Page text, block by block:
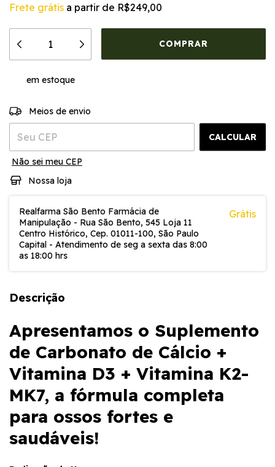
Frete grátis a partir de R$249,00
em estoque
Entregas para o CEP:
Meios de envio
CALCULAR
Não sei meu CEP
Nossa loja
Realfarma São Bento Farmácia de
Manipulação - Rua São Bento, 545 Loja 11
Centro Histórico, Cep. 01011-100, São Paulo
Capital - Atendimento de seg a sexta das 8:00
as 18:00 hrs
Grátis
Descrição
Apresentamos o Suplemento
de Carbonato de Cálcio +
Vitamina D3 + Vitamina K2-
MK7, a fórmula completa
para ossos fortes e
saudáveis!